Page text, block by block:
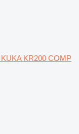
KR200 COMP